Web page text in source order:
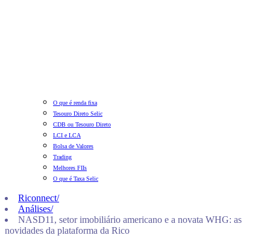
O que é renda fixa
Tesouro Direto Selic
CDB ou Tesouro Direto
LCI e LCA
Bolsa de Valores
Trading
Melhores FIIs
O que é Taxa Selic
Riconnect/
Análises/
NASD11, setor imobiliário americano e a novata WHG: as
novidades da plataforma da Rico